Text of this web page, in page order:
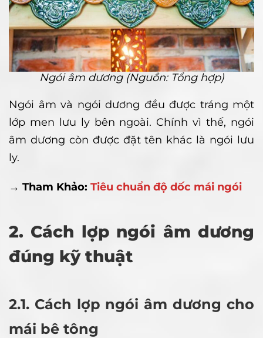
Ngói âm dương (Nguồn: Tổng hợp)
Ngói âm và ngói dương đều được tráng một
lớp men lưu ly bên ngoài. Chính vì thế, ngói
âm dương còn được đặt tên khác là ngói lưu
ly.
→ Tham Khảo: Tiêu chuẩn độ dốc mái ngói
2. Cách lợp ngói âm dương
đúng kỹ thuật
2.1. Cách lợp ngói âm dương cho
mái bê tông